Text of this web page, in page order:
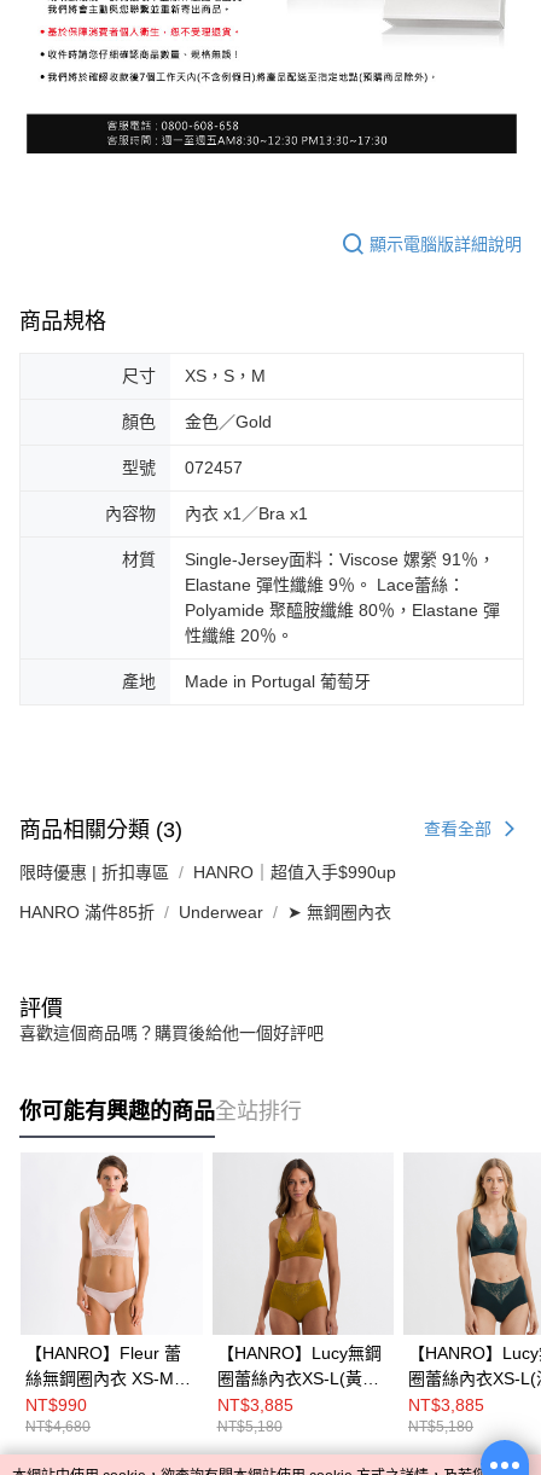
顯示電腦版詳細說明
商品規格
尺寸 XS，S，M
顏色 金色／Gold
型號 072457
內容物 內衣 x1／Bra x1
材質
Single-Jersey面料：Viscose 嫘縈 91％，
Elastane 彈性纖維 9％。 Lace蕾絲：
Polyamide 聚醯胺纖維 80％，Elastane 彈
性纖維 20％。
產地 Made in Portugal 葡萄牙
商品相關分類 (3) 查看全部
限時優惠 | 折扣專區 HANRO｜超值入手$990up
HANRO 滿件85折 Underwear ➤ 無鋼圈內衣
評價
喜歡這個商品嗎？購買後給他一個好評吧
你可能有興趣的商品全站排行
【HANRO】Fleur 蕾
絲無鋼圈內衣 XS-M
(玫瑰粉)
NT$990
NT$4,680
【HANRO】Lucy無鋼
圈蕾絲內衣XS-L(黃銅
金)
NT$3,885
NT$5,180
【HANRO】
圈蕾絲內衣XS-L(
綠)
NT$3,885
NT$5,180